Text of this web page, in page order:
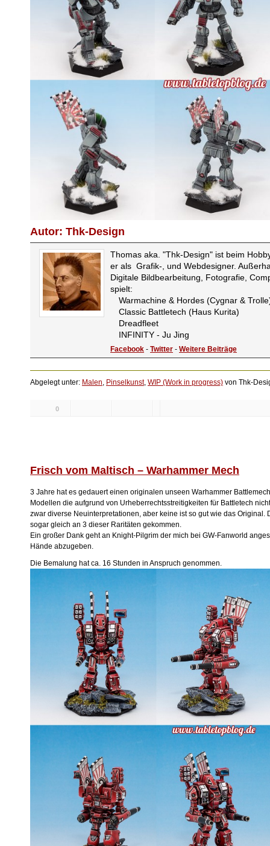
Autor: Thk-Design
Thomas aka. "Thk-Design" ist beim
er als Grafik-, und Webdesigner.
Digitale Bildbearbeitung, Fotografie,
spielt:
Warmachine & Hordes (Cygnar &
Classic Battletech (Haus Kurita)
Dreadfleet
INFINITY - Ju Jing
Facebook - Twitter - Weitere Beiträge
Abgelegt unter: Malen, Pinselkunst, WIP (Work in progress) von Thk-
0
Frisch vom Maltisch – Warhammer Mech
3 Jahre hat es gedauert einen originalen unseen Warhammer
Modellen die aufgrund von Urheberrechtsstreitigkeiten für Battletech
zwar diverse Neuinterpretationen, aber keine ist so gut wie das Original.
sogar gleich an 3 dieser Raritäten gekommen.
Ein großer Dank geht an Knight-Pilgrim der mich bei GW-Fanworld
Hände abzugeben.
Die Bemalung hat ca. 16 Stunden in Anspruch genommen.